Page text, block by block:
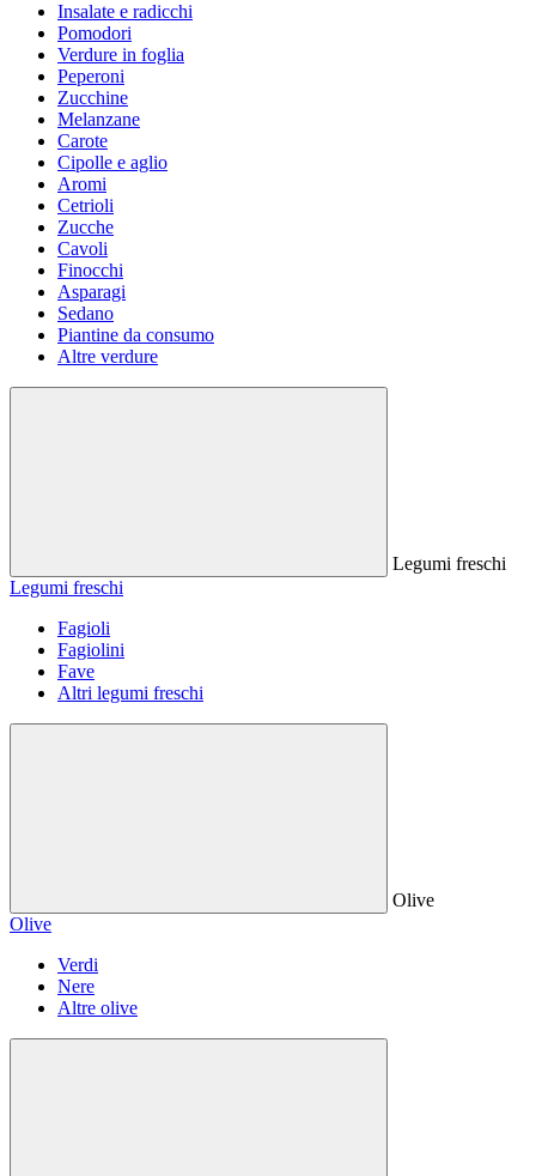
Insalate e radicchi
Pomodori
Verdure in foglia
Peperoni
Zucchine
Melanzane
Carote
Cipolle e aglio
Aromi
Cetrioli
Zucche
Cavoli
Finocchi
Asparagi
Sedano
Piantine da consumo
Altre verdure
Legumi freschi
Legumi freschi
Fagioli
Fagiolini
Fave
Altri legumi freschi
Olive
Olive
Verdi
Nere
Altre olive